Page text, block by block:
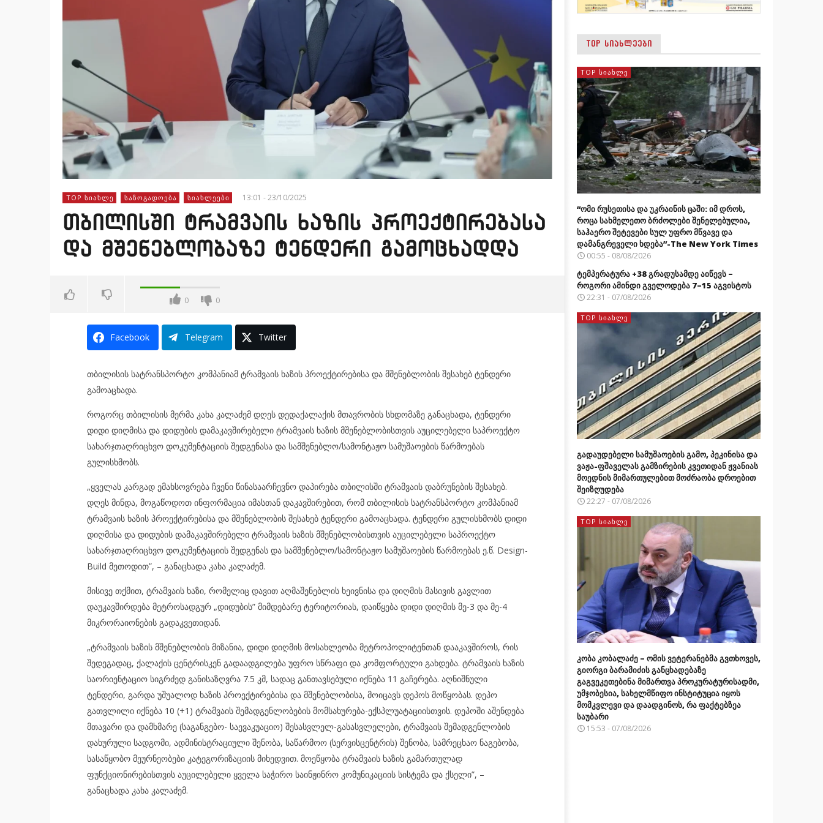
TOP ᲡᲘᲐᲮᲚᲔ ᲡᲐᲖᲝᲒᲐᲓᲝᲔᲑᲐ ᲡᲘᲐᲮᲚᲔᲔᲑᲘ 13:01 - 23/10/2025
თბილისში ტრამვაის ხაზის პროექტირებასა
და მშენებლობაზე ტენდერი გამოცხადდა
0 0
Facebook Telegram Twitter
თბილისის სატრანსპორტო კომპანიამ ტრამვაის ხაზის პროექტირებისა და მშენებლობის შესახებ ტენდერი
გამოაცხადა.
როგორც თბილისის მერმა კახა კალაძემ დღეს დედაქალაქის მთავრობის სხდომაზე განაცხადა, ტენდერი
დიდი დიღმისა და დიდუბის დამაკავშირებელი ტრამვაის ხაზის მშენებლობისთვის აუცილებელი საპროექტო
სახარჯთაღრიცხვო დოკუმენტაციის შედგენასა და სამშენებლო/სამონტაჟო სამუშაოების წარმოებას
გულისხმობს.
„ყველას კარგად ემახსოვრება ჩვენი წინასაარჩევნო დაპირება თბილისში ტრამვაის დაბრუნების შესახებ.
დღეს მინდა, მოგაწოდოთ ინფორმაცია იმასთან დაკავშირებით, რომ თბილისის სატრანსპორტო კომპანიამ
ტრამვაის ხაზის პროექტირებისა და მშენებლობის შესახებ ტენდერი გამოაცხადა. ტენდერი გულისხმობს დიდი
დიღმისა და დიდუბის დამაკავშირებელი ტრამვაის ხაზის მშენებლობისთვის აუცილებელი საპროექტო
სახარჯთაღრიცხვო დოკუმენტაციის შედგენას და სამშენებლო/სამონტაჟო სამუშაოების წარმოებას ე.წ. Design-
Build მეთოდით”, – განაცხადა კახა კალაძემ.
მისივე თქმით, ტრამვაის ხაზი, რომელიც დავით აღმაშენებლის ხეივნისა და დიღმის მასივის გავლით
დაუკავშირდება მეტროსადგურ „დიდუბის” მიმდებარე ტერიტორიას, დაიწყება დიდი დიღმის მე-3 და მე-4
მიკრორაიონების გადაკვეთიდან.
„ტრამვაის ხაზის მშენებლობის მიზანია, დიდი დიღმის მოსახლეობა მეტროპოლიტენთან დააკავშიროს, რის
შედეგადაც, ქალაქის ცენტრისკენ გადაადგილება უფრო სწრაფი და კომფორტული გახდება. ტრამვაის ხაზის
საორიენტაციო სიგრძედ განისაზღვრა 7.5 კმ, სადაც განთავსებული იქნება 11 გაჩერება. აღნიშნული
ტენდერი, გარდა უშუალოდ ხაზის პროექტირებისა და მშენებლობისა, მოიცავს დეპოს მოწყობას. დეპო
გათვლილი იქნება 10 (+1) ტრამვაის შემადგენლობების მომსახურება-ექსპლუატაციისთვის. დეპოში აშენდება
მთავარი და დამხმარე (საგანგებო- საევაკუაციო) შესასვლელ-გასასვლელები, ტრამვაის შემადგენლობის
დახურული სადგომი, ადმინისტრაციული შენობა, საწარმოო (სერვისცენტრის) შენობა, სამრეცხაო ნაგებობა,
სასაწყობო მეურნეობები კატეგორიზაციის მიხედვით. მოეწყობა ტრამვაის ხაზის გამართულად
ფუნქციონირებისთვის აუცილებელი ყველა საჭირო საინჟინრო კომუნიკაციის სისტემა და ქსელი”, –
განაცხადა კახა კალაძემ.
TOP ᲡᲘᲐᲮᲚᲔᲔᲑᲘ
TOP ᲡᲘᲐᲮᲚᲔ
“ომი რუსეთისა და უკრაინის ცაში: იმ დროს,
როცა სახმელეთო ბრძოლები შენელებულია,
საჰაერო შეტევები სულ უფრო მწვავე და
დამანგრეველი ხდება”-The New York Times
00:55 - 08/08/2026
ტემპერატურა +38 გრადუსამდე აიწევს –
როგორი ამინდი გველოდება 7–15 აგვისტოს
22:31 - 07/08/2026
TOP ᲡᲘᲐᲮᲚᲔ
გადაუდებელი სამუშაოების გამო, პეკინისა და
ვაჟა-ფშაველას გამზირების კვეთიდან ჟვანიას
მოედნის მიმართულებით მოძრაობა დროებით
შეიზღუდება
22:27 - 07/08/2026
TOP ᲡᲘᲐᲮᲚᲔ
კობა კობალაძე – ომის ვეტერანებმა გვთხოვეს,
გიორგი ბარამიძის განცხადებაზე
გაგვეკეთებინა მიმართვა პროკურატურისადმი,
უმჯობესია, სახელმწიფო ინსტიტუცია იყოს
მომკვლევი და დაადგინოს, რა ფაქტებზეა
საუბარი
15:53 - 07/08/2026